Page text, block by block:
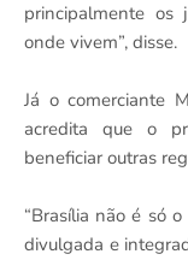
principalmente os
onde vivem”, disse.
Já o comerciante
acredita que o
beneficiar outras
“Brasília não é só
divulgada e